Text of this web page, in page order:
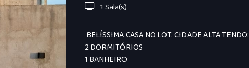
1 Sala(s)
BELÍSSIMA CASA NO LOT. CIDADE ALTA TENDO:
2 DORMITÓRIOS
1 BANHEIRO